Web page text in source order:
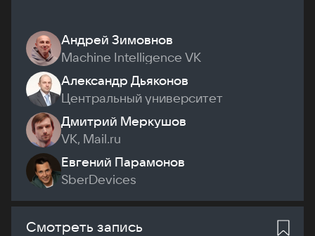
Андрей Зимовнов
Machine Intelligence VK
Александр Дьяконов
Центральный университет
Дмитрий Меркушов
VK, Mail.ru
Евгений Парамонов
SberDevices
Смотреть запись